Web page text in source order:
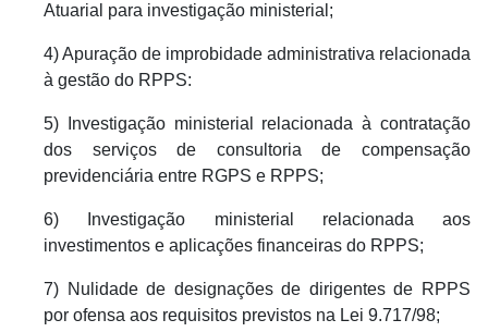
Atuarial para investigação ministerial;
4) Apuração de improbidade administrativa relacionada
à gestão do RPPS:
5) Investigação ministerial relacionada à contratação
dos serviços de consultoria de compensação
previdenciária entre RGPS e RPPS;
6) Investigação ministerial relacionada aos
investimentos e aplicações financeiras do RPPS;
7) Nulidade de designações de dirigentes de RPPS
por ofensa aos requisitos previstos na Lei 9.717/98;